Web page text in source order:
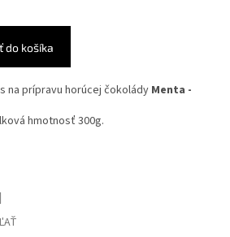
do košíka
na prípravu horúcej čokolády Menta -
hmotnosť 300g.